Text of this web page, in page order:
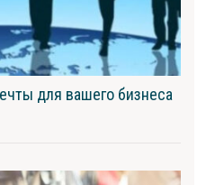
для вашего бизнеса